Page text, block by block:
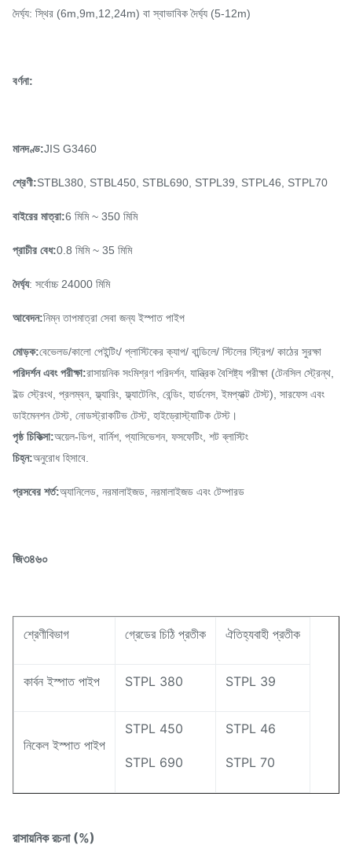
দৈর্ঘ্য: স্থির (6m,9m,12,24m) বা স্বাভাবিক দৈর্ঘ্য (5-12m)
বর্ণনা:
মানদণ্ড:JIS G3460
শ্রেণী:STBL380, STBL450, STBL690, STPL39, STPL46, STPL70
বাইরের মাত্রা:6 মিমি ~ 350 মিমি
প্রাচীর বেধ:0.8 মিমি ~ 35 মিমি
দৈর্ঘ্য: সর্বোচ্চ 24000 মিমি
আবেদন:নিম্ন তাপমাত্রা সেবা জন্য ইস্পাত পাইপ
মোড়ক:বেভেলড/কালো পেইন্টিং/ প্লাস্টিকের ক্যাপ/ বান্ডিলে/ স্টিলের স্ট্রিপ/ কাঠের সুরক্ষা
পরিদর্শন এবং পরীক্ষা:রাসায়নিক সংমিশ্রণ পরিদর্শন, যান্ত্রিক বৈশিষ্ট্য পরীক্ষা (টেনসিল স্ট্রেন্থ,
ইল্ড স্ট্রেংথ, প্রলম্বন, ফ্ল্যারিং, ফ্ল্যাটেনিং, বেন্ডিং, হার্ডনেস, ইমপ্যাক্ট টেস্ট), সারফেস এবং
ডাইমেনশন টেস্ট, নোডস্ট্রাকটিভ টেস্ট, হাইড্রোস্ট্যাটিক টেস্ট।
পৃষ্ঠ চিকিত্সা:অয়েল-ডিপ, বার্নিশ, প্যাসিভেশন, ফসফেটিং, শট ব্লাস্টিং
চিহ্ন:অনুরোধ হিসাবে.
প্রসবের শর্ত:অ্যানিলেড, নরমালাইজড, নরমালাইজড এবং টেম্পারড
জি৩৪৬০
শ্রেণীবিভাগ গ্রেডের চিঠি প্রতীক ঐতিহ্যবাহী প্রতীক
কার্বন ইস্পাত পাইপ STPL 380 STPL 39
নিকেল ইস্পাত পাইপ
STPL 450
STPL 690
STPL 46
STPL 70
রাসায়নিক রচনা (%)